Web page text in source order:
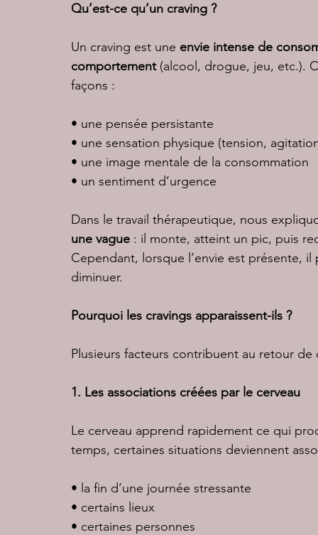
Qu’est-ce qu’un craving ?
Un craving est une envie intense de
comportement (alcool, drogue, jeu, etc.).
façons :
• une pensée persistante
• une sensation physique (tension,
• une image mentale de la consommation
• un sentiment d’urgence
Dans le travail thérapeutique, nous
une vague : il monte, atteint un pic, puis
Cependant, lorsque l’envie est présente,
diminuer.
Pourquoi les cravings apparaissent-ils ?
Plusieurs facteurs contribuent au retour de
1. Les associations créées par le cerveau
Le cerveau apprend rapidement ce qui
temps, certaines situations deviennent
• la fin d’une journée stressante
• certains lieux
• certaines personnes